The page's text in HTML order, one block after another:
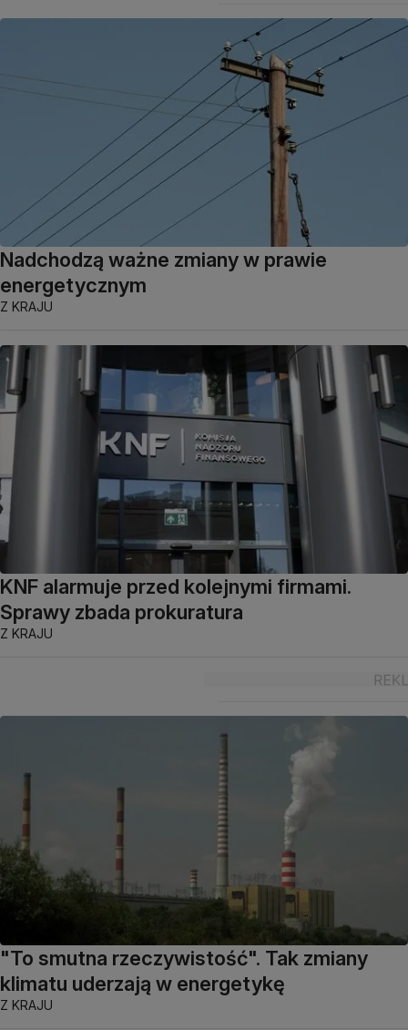
Nadchodzą ważne zmiany w prawie
energetycznym
Z KRAJU
KNF alarmuje przed kolejnymi firmami.
Sprawy zbada prokuratura
Z KRAJU
"To smutna rzeczywistość". Tak zmiany
klimatu uderzają w energetykę
Z KRAJU